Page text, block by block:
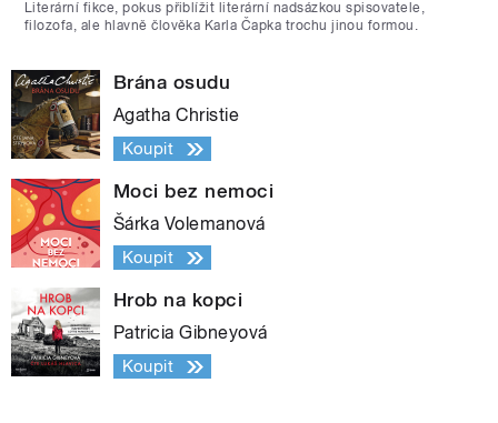
Literární fikce, pokus přiblížit literární nadsázkou spisovatele,
filozofa, ale hlavně člověka Karla Čapka trochu jinou formou.
Brána osudu
Agatha Christie
Koupit
Moci bez nemoci
Šárka Volemanová
Koupit
Hrob na kopci
Patricia Gibneyová
Koupit